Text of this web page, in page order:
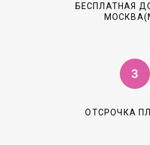
БЕСПЛАТНАЯ
ОТСРОЧКА